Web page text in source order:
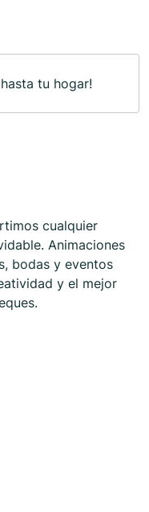
tu hogar!
cualquier
Animaciones
bodas y eventos
y el mejor